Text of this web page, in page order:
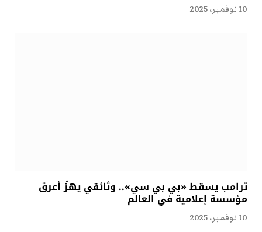
10 نوفمبر، 2025
ترامب يسقط «بي بي سي».. وثائقي يهزّ أعرق
مؤسسة إعلامية في العالم
10 نوفمبر، 2025